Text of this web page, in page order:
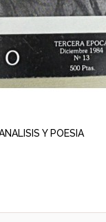
Y POESIA